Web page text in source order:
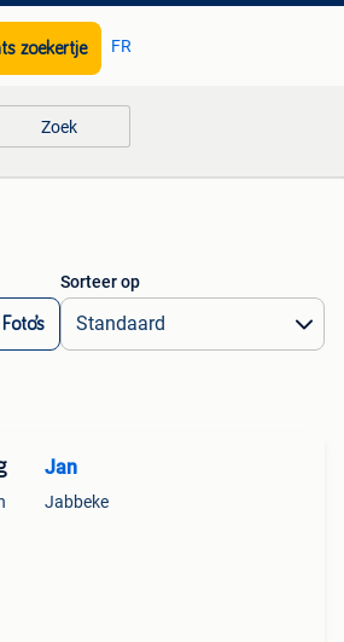
zoekertje FR
Zoek
Foto’s
Sorteer op
Jan
Jabbeke